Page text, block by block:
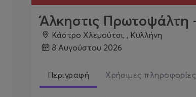
Άλκηστις Πρωτοψάλτη
Κάστρο Χλεμούτσι, , Κυλλήνη
8 Αυγούστου 2026
Περιγραφή Χρήσιμες πληροφορίες